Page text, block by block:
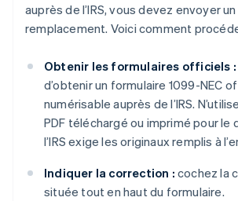
auprès de l’IRS, vous devez envoyer
remplacement. Voici comment
Obtenir les formulaires officiels :
d’obtenir un formulaire 1099-NEC
numérisable auprès de l’IRS.
PDF téléchargé ou imprimé pour le
l’IRS exige les originaux remplis à
Indiquer la correction : cochez la
située tout en haut du formulaire.